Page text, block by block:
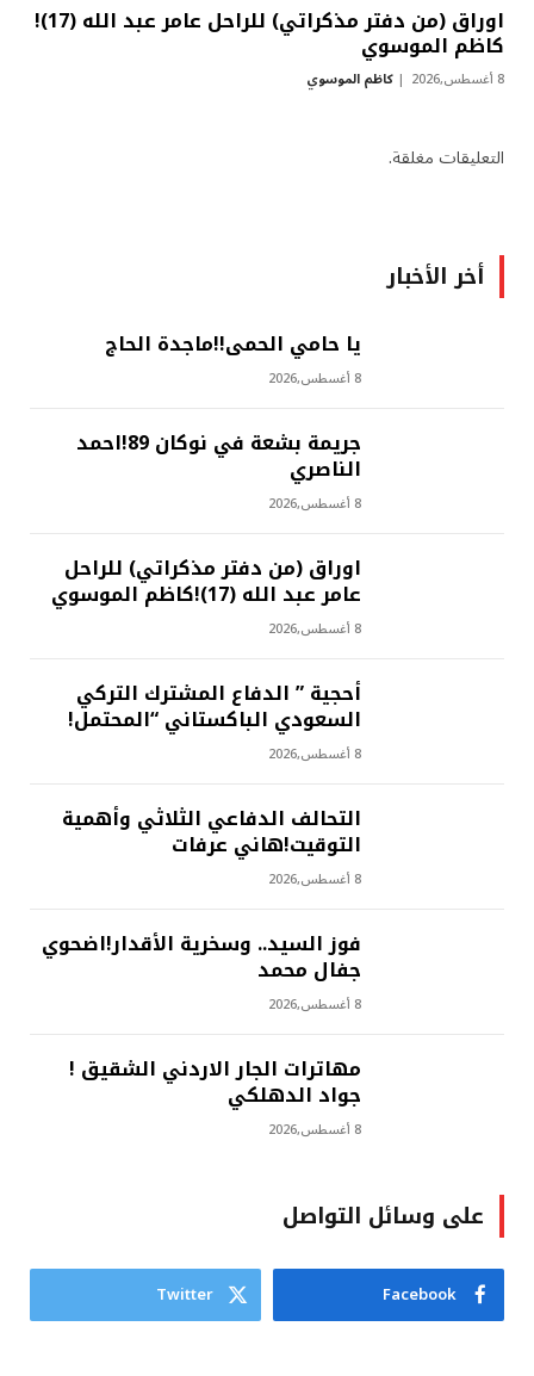
اوراق (من دفتر مذكراتي) للراحل عامر عبد الله (17)!
كاظم الموسوي
8 أغسطس,2026 كاظم الموسوي
التعليقات مغلقة.
أخر الأخبار
يا حامي الحمى!!ماجدة الحاج
8 أغسطس,2026
جريمة بشعة في نوكان 89!احمد
الناصري
8 أغسطس,2026
اوراق (من دفتر مذكراتي) للراحل
عامر عبد الله (17)!كاظم الموسوي
8 أغسطس,2026
أحجية ” الدفاع المشترك التركي
السعودي الباكستاني “المحتمل!
8 أغسطس,2026
التحالف الدفاعي الثلاثي وأهمية
التوقيت!هاني عرفات
8 أغسطس,2026
فوز السيد.. وسخرية الأقدار!اضحوي
جفال محمد
8 أغسطس,2026
مهاترات الجار الاردني الشقيق !
جواد الدهلكي
8 أغسطس,2026
على وسائل التواصل
Facebook
Twitter